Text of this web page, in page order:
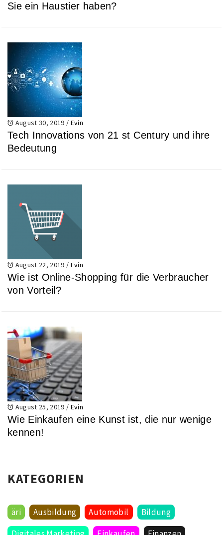
Sie ein Haustier haben?
August 30, 2019 / Evin
Tech Innovations von 21 st Century und ihre
Bedeutung
August 22, 2019 / Evin
Wie ist Online-Shopping für die Verbraucher
von Vorteil?
August 25, 2019 / Evin
Wie Einkaufen eine Kunst ist, die nur wenige
kennen!
KATEGORIEN
äri Ausbildung Automobil
Bildung